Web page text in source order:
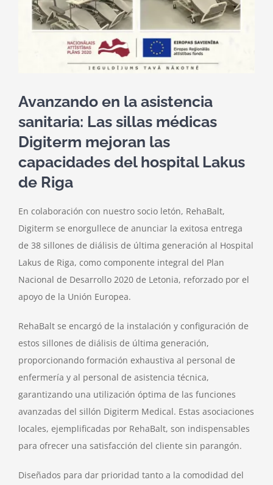
Contacte con nosotros
Avanzando en la asistencia
sanitaria: Las sillas médicas
Digiterm mejoran las
capacidades del hospital Lakus
de Riga
En colaboración con nuestro socio letón, RehaBalt,
Digiterm se enorgullece de anunciar la exitosa entrega
de 38 sillones de diálisis de última generación al Hospital
Lakus de Riga, como componente integral del Plan
Nacional de Desarrollo 2020 de Letonia, reforzado por el
apoyo de la Unión Europea.
RehaBalt se encargó de la instalación y configuración de
estos sillones de diálisis de última generación,
proporcionando formación exhaustiva al personal de
enfermería y al personal de asistencia técnica,
garantizando una utilización óptima de las funciones
avanzadas del sillón Digiterm Medical. Estas asociaciones
locales, ejemplificadas por RehaBalt, son indispensables
para ofrecer una satisfacción del cliente sin parangón.
Diseñados para dar prioridad tanto a la comodidad del